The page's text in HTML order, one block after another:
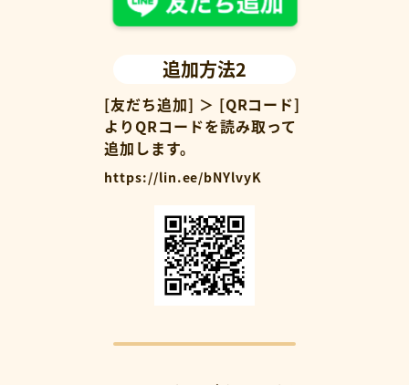
追加方法2
[友だち追加] ＞ [QRコード]
よりQRコードを読み取って
追加します。
https://lin.ee/bNYlvyK